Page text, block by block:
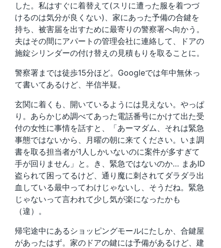
した。私はすぐに着替えて(スリに遭った服を着つづ
けるのは気分が良くない)、家にあった予備の合鍵を
持ち、被害届を出すために最寄りの警察署へ向かう。
夫はその間にアパートの管理会社に連絡して、ドアの
施錠シリンダーの付け替えの見積もりを取ることに。
警察署までは徒歩15分ほど。Googleでは年中無休っ
て書いてあるけど、半信半疑。
玄関に着くも、開いているようには見えない。やっぱ
り。あらかじめ調べてあった電話番号にかけて出た受
付の女性に事情を話すと、「あーマダム、それは緊急
事態ではないから、月曜の朝に来てください。いま調
書を取る担当者が1人しかいないのに案件が多すぎて
手が回りません」と。き、緊急ではないのか… まあID
盗られて困ってるけど、通り魔に刺されてダラダラ出
血している最中ってわけじゃないし、そうだね。緊急
じゃないって言われて少し気が楽になったかも
（違）。
帰宅途中にあるショッピングモールにたしか、合鍵屋
があったはず。家のドアの鍵には予備があるけど、建